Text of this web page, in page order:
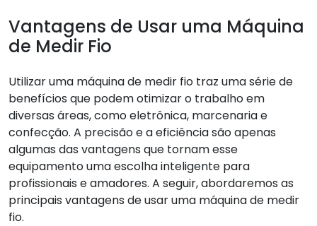
Vantagens de Usar uma Máquina
de Medir Fio
Utilizar uma máquina de medir fio traz uma série de
benefícios que podem otimizar o trabalho em
diversas áreas, como eletrônica, marcenaria e
confecção. A precisão e a eficiência são apenas
algumas das vantagens que tornam esse
equipamento uma escolha inteligente para
profissionais e amadores. A seguir, abordaremos as
principais vantagens de usar uma máquina de medir
fio.